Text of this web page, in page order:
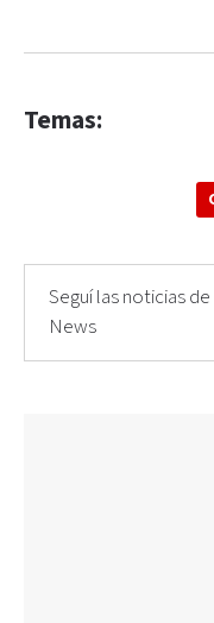
Temas:
Seguí las noticias
News